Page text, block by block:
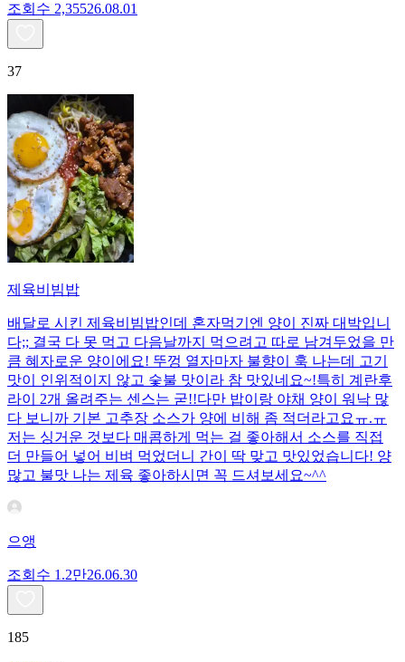
조회수 2,35526.08.01
37
제육비빔밥
배달로 시킨 제육비빔밥인데 혼자먹기엔 양이 진짜 대박입니
다;; 결국 다 못 먹고 다음날까지 먹으려고 따로 남겨두었을 만
큼 혜자로운 양이에요! 뚜껑 열자마자 불향이 훅 나는데 고기
맛이 인위적이지 않고 숯불 맛이라 참 맛있네요~!특히 계란후
라이 2개 올려주는 센스는 굳!! ​다만 밥이랑 야채 양이 워낙 많
다 보니까 기본 고추장 소스가 양에 비해 좀 적더라고요ㅠ.ㅠ
저는 싱거운 것보다 매콤하게 먹는 걸 좋아해서 소스를 직접
더 만들어 넣어 비벼 먹었더니 간이 딱 맞고 맛있었습니다! 양
많고 불맛 나는 제육 좋아하시면 꼭 드셔보세요~^^
으앵
조회수 1.2만26.06.30
185